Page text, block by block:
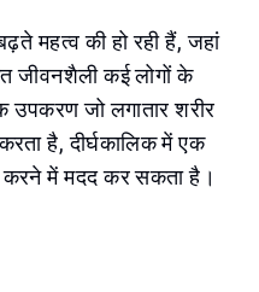
महत्व की हो रही हैं, जहां
जीवनशैली कई लोगों के
उपकरण जो लगातार शरीर
है, दीर्घकालिक में एक
में मदद कर सकता है।